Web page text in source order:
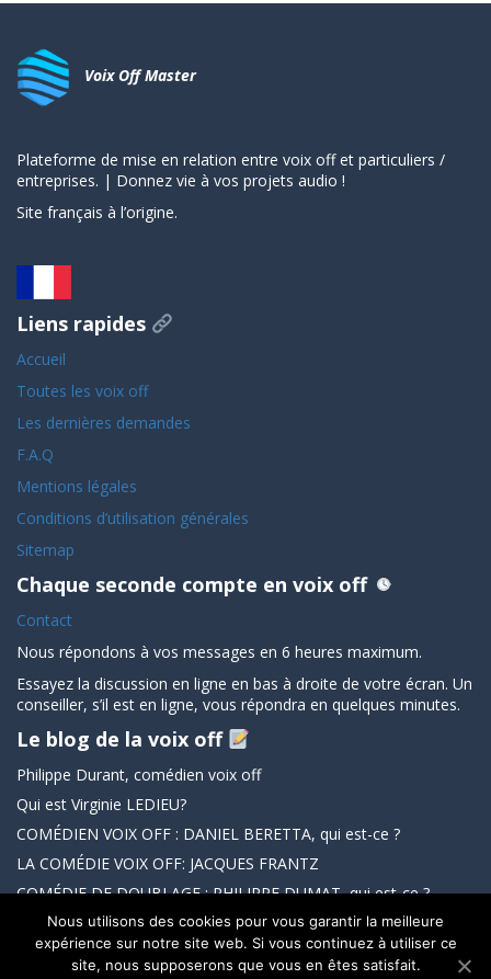
Voix Off Master
Plateforme de mise en relation entre voix off et particuliers /
entreprises. | Donnez vie à vos projets audio !
Site français à l’origine.
Liens rapides
Accueil
Toutes les voix off
Les dernières demandes
F.A.Q
Mentions légales
Conditions d’utilisation générales
Sitemap
Chaque seconde compte en voix off
Contact
Nous répondons à vos messages en 6 heures maximum.
Essayez la discussion en ligne en bas à droite de votre écran. Un
conseiller, s’il est en ligne, vous répondra en quelques minutes.
Le blog de la voix off
Philippe Durant, comédien voix off
Qui est Virginie LEDIEU?
COMÉDIEN VOIX OFF : DANIEL BERETTA, qui est-ce ?
LA COMÉDIE VOIX OFF: JACQUES FRANTZ
COMÉDIE DE DOUBLAGE : PHILIPPE DUMAT, qui est-ce ?
Nous utilisons des cookies pour vous garantir la meilleure
expérience sur notre site web. Si vous continuez à utiliser ce
site, nous supposerons que vous en êtes satisfait.